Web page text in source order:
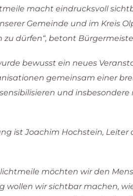
macht eindrucksvoll
Gemeinde und im Kreis
dürfen“, betont
bewusst ein neues
gemeinsam einer
und
ist Joachim Hochstein,
möchten wir den
wollen wir sichtbar machen,